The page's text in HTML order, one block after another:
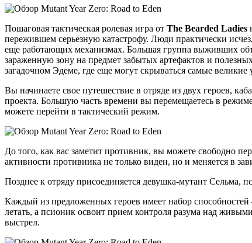
Пошаговая тактическая ролевая игра от The Bearded Ladies
пережившем серьезную катастрофу. Люди практически
еще работающих механизмах. Большая группа выживших
зараженную зону на предмет забытых артефактов и
загадочном Эдеме, где еще могут скрываться самые великие
Вы начинаете свое путешествие в отряде из двух героев,
проекта. Большую часть времени вы перемещаетесь в
можете перейти в тактический режим.
До того, как вас заметит противник, вы можете свободно
активности противника не только виден, но и меняется в
Позднее к отряду присоединяется девушка-мутант
Каждый из предложенных героев имеет набор
летать, а псионик освоит прием контроля разума над
выстрел.